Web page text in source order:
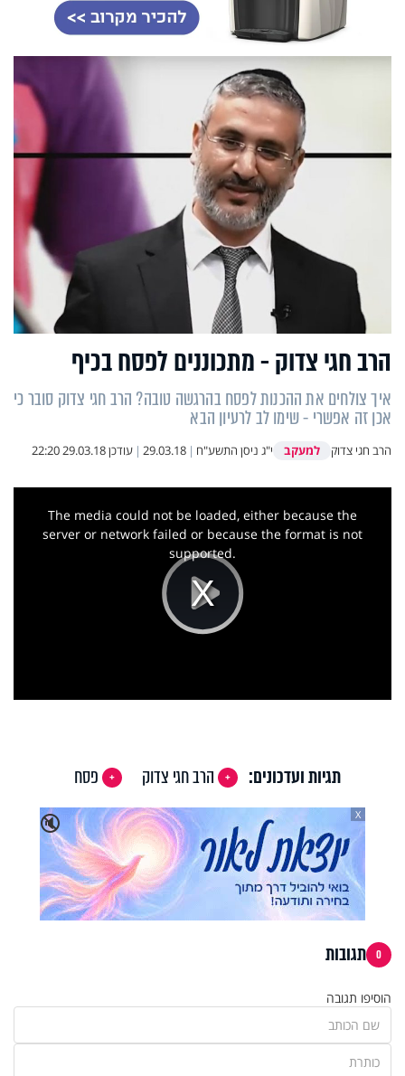
הרב חגי צדוק - מתכוננים לפסח בכיף
איך צולחים את ההכנות לפסח בהרגשה טובה? הרב חגי צדוק סובר כי
אכן זה אפשרי - שימו לב לרעיון הבא
הרב חגי צדוק למעקב י"ג ניסן התשע"ח |
29.03.18
| עודכן29.03.18 22:20
Play
This
The media could not be loaded, either because the
server or network failed or because the format is not
supported.
תגיות ועדכונים: הרב חגי צדוק
פסח
🔇
X
0 תגובות
הוסיפו תגובה